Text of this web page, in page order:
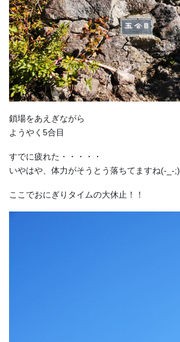
鎖場をあえぎながら
ようやく5合目
すでに疲れた・・・・・
いやはや、体力がそうとう落ちてますね(-_-;)
ここでおにぎりタイムの大休止！！